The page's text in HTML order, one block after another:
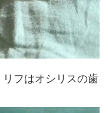
フはオシリスの歯